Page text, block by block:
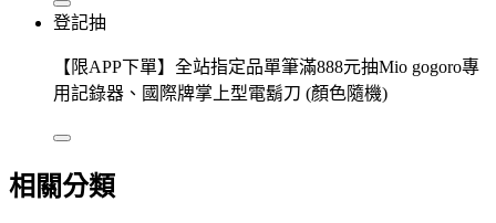
登記抽
【限APP下單】全站指定品單筆滿888元抽Mio gogoro專
用記錄器、國際牌掌上型電鬍刀 (顏色隨機)
相關分類